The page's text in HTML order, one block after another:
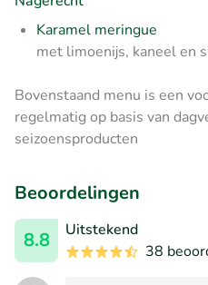
Karamel meringue
met limoenijs, kaneel en
Bovenstaand menu is een
regelmatig op basis van
seizoensproducten
Beoordelingen
8.8
Uitstekend
38